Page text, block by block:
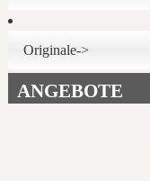
Originale->
ANGEBOTE